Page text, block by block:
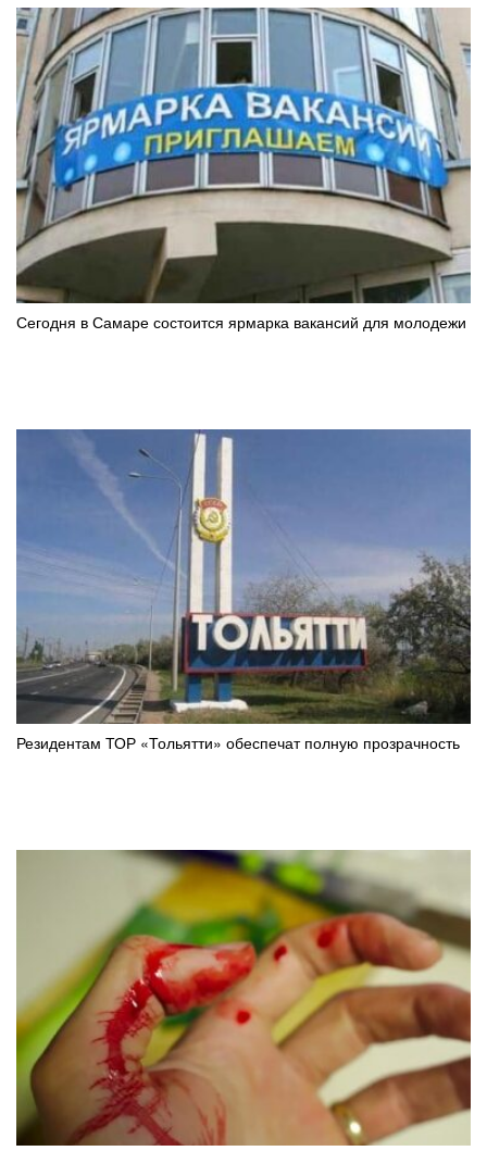
Сегодня в Самаре состоится ярмарка вакансий для молодежи
Резидентам ТОР «Тольятти» обеспечат полную прозрачность